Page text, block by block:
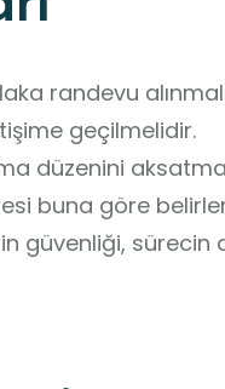
randevu
geçilmelidir.
düzenini
buna göre
güvenliği, sürecin